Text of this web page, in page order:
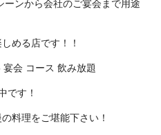
ンから会社のご宴会まで用途
める店です！！
会 コース 飲み放題
です！
料理をご堪能下さい！